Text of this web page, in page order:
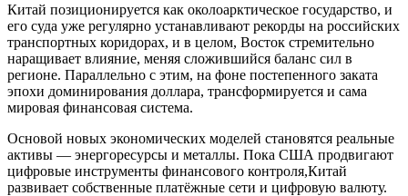
Китай позиционируется как околоарктическое государство, и
его суда уже регулярно устанавливают рекорды на российских
транспортных коридорах, и в целом, Восток стремительно
наращивает влияние, меняя сложившийся баланс сил в
регионе. Параллельно с этим, на фоне постепенного заката
эпохи доминирования доллара, трансформируется и сама
мировая финансовая система.
Основой новых экономических моделей становятся реальные
активы — энергоресурсы и металлы. Пока США продвигают
цифровые инструменты финансового контроля,Китай
развивает собственные платёжные сети и цифровую валюту.